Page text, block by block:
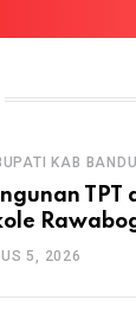
KAB
TPT
Selesai
5, 2026